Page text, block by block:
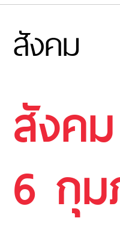
สังคม
สังค
6 กุ